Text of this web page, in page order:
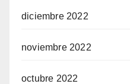
diciembre 2022
noviembre 2022
octubre 2022